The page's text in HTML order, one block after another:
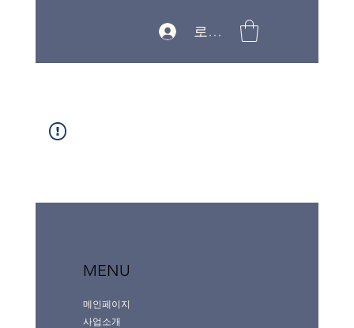
로그인
MENU
메인페이지
사업소개